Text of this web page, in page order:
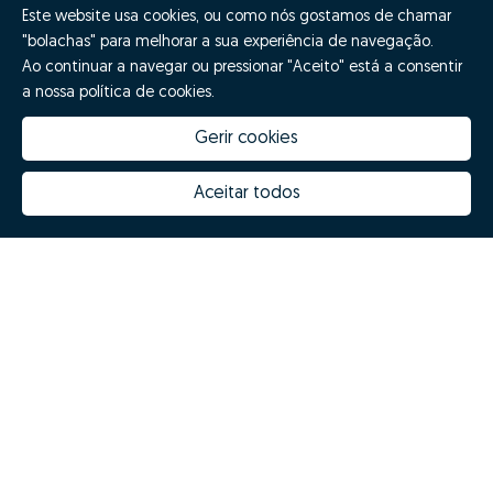
Este website usa cookies, ou como nós gostamos de chamar
"bolachas" para melhorar a sua experiência de navegação.
Ao continuar a navegar ou pressionar "Aceito" está a consentir
a nossa política de cookies.
Gerir cookies
Aceitar todos